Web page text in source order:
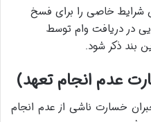
شرایط خاصی را برای فسخ
در دریافت وام توسط
بند ذکر شود.
خسارت ناشی از عدم انجام